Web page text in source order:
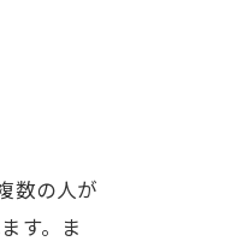
数の人が
す。ま